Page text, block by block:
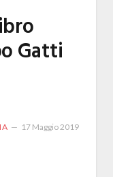
Gatti
17 Maggio 2019